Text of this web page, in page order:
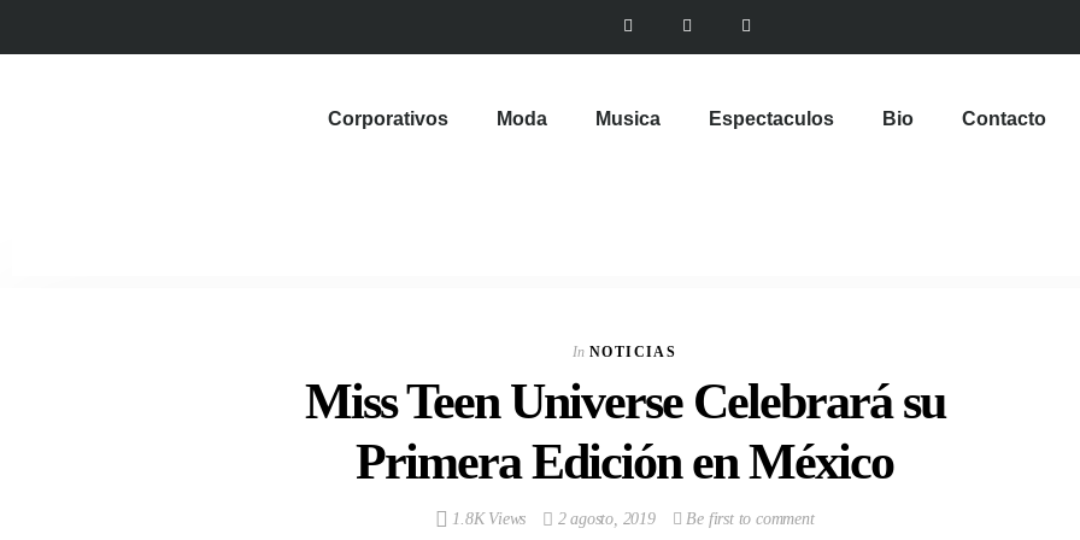
Corporativos Moda Musica Espectaculos Bio Contacto
In NOTICIAS
Miss Teen Universe Celebrará su
Primera Edición en México
1.8K Views 2 agosto, 2019 Be first to comment